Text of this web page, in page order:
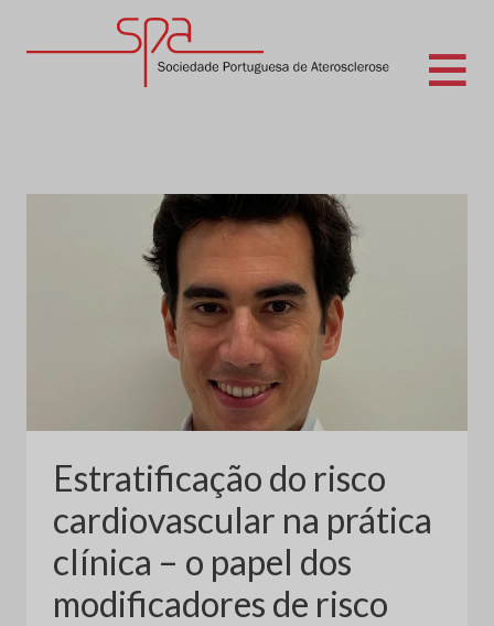
Estratificação do risco
cardiovascular na prática
clínica – o papel dos
modificadores de risco